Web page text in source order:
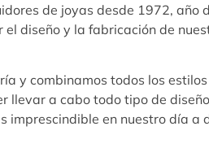
de joyas desde 1972,
el diseño y la fabricación de
y combinamos todos los
llevar a cabo todo tipo de
imprescindible en nuestro día